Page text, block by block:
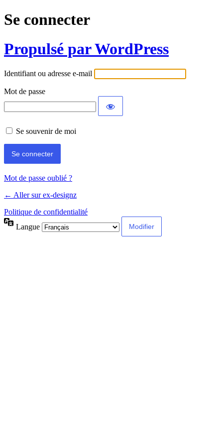
Se connecter
Propulsé par WordPress
Identifiant ou adresse e-mail
Mot de passe
Se souvenir de moi
Mot de passe oublié ?
← Aller sur ex-designz
Politique de confidentialité
Langue